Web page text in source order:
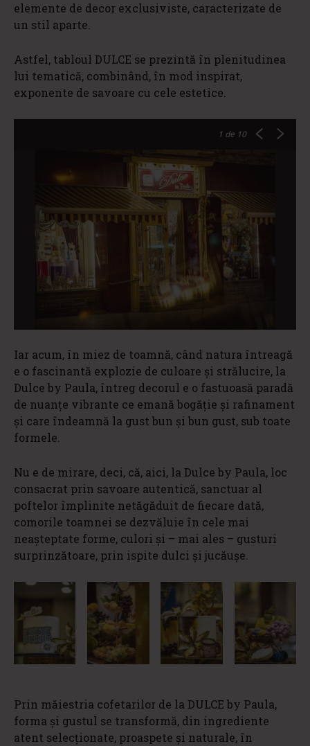
elemente de decor exclusiviste, caracterizate de
un stil aparte.
Astfel, tabloul DULCE se prezintă în plenitudinea
lui tematică, combinând, în mod inspirat,
exponente de savoare cu cele estetice.
1 de 10
Iar acum, în miez de toamnă, când natura întreagă
e o fascinantă explozie de culoare și strălucire, la
Dulce by Paula, întreg decorul e o fastuoasă paradă
de nuanțe vibrante ce emană bogăție și rafinament
și care îndeamnă la gust bun și bun gust, sub toate
formele.
Nu e de mirare, deci, că, aici, la Dulce by Paula, loc
consacrat prin savoare autentică, sanctuar al
poftelor împlinite netăgăduit de fiecare dată,
comorile toamnei se dezvăluie în cele mai
neașteptate forme, culori și – mai ales – gusturi
surprinzătoare, prin ispite dulci și jucăușe.
Prin măiestria cofetarilor de la DULCE by Paula,
forma și gustul se transformă, din ingrediente
atent selecționate, proaspete și naturale, în